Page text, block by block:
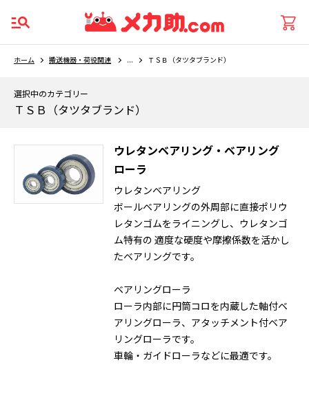
ホーム 搬送機器・荷役関連 ... ＴＳＢ（タツタブランド）
選択中のカテゴリー
ＴＳＢ（タツタブランド）
ウレタンベアリング・ベアリング
ローラ
ウレタンベアリング
ボールベアリングの外周部に直接ポリウ
レタンゴムをライニングし、ウレタンゴ
ム特有の 適度な硬度や摩擦係数を活かし
たベアリングです。
ベアリングローラ
ローラ内部に円筒コロを内蔵した軸付ベ
アリングローラ、アタッチメント付ベア
リングローラです。
車輪・ガイドローラなどに最適です。